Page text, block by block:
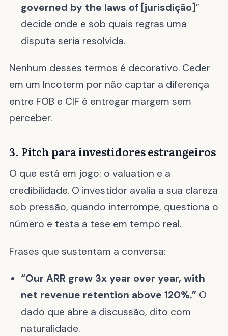
governed by the laws of [jurisdição]”
decide onde e sob quais regras uma
disputa seria resolvida.
Nenhum desses termos é decorativo. Ceder
em um Incoterm por não captar a diferença
entre FOB e CIF é entregar margem sem
perceber.
3. Pitch para investidores estrangeiros
O que está em jogo: o valuation e a
credibilidade. O investidor avalia a sua clareza
sob pressão, quando interrompe, questiona o
número e testa a tese em tempo real.
Frases que sustentam a conversa:
“Our ARR grew 3x year over year, with
net revenue retention above 120%.” O
dado que abre a discussão, dito com
naturalidade.